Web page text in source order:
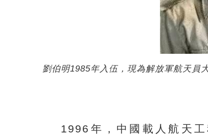
劉伯明1985年入伍，現為解放軍航天員
1996年，中國載人航天工